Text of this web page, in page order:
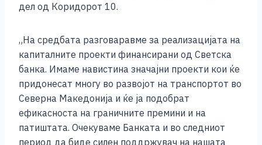
дел од Коридорот 10.
„На средбата разговаравме за реализацијата на
капиталните проекти финансирани од Светска
банка. Имаме навистина значајни проекти кои ќе
придонесат многу во развојот на транспортот во
Северна Македонија и ќе ја подобрат
ефикасноста на граничните премини и на
патиштата. Очекуваме Банката и во следниот
период да биде силен поддржувач на нашата